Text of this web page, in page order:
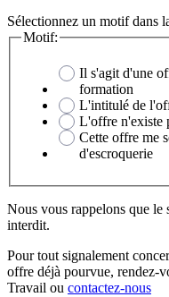
Sélectionnez un motif dans
Motif:
Il s'agit d'une
formation
L'intitulé de
L'offre n'existe
Cette offre me
d'escroquerie
Nous vous rappelons que le
interdit.
Pour tout signalement
offre déjà pourvue, rendez-
Travail ou contactez-nous